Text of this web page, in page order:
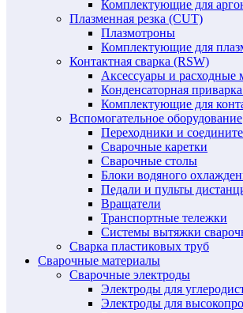
Комплектующие для
Плазменная резка (CUT)
Плазмотроны
Комплектующие для
Контактная сварка (RSW)
Аксессуары и расходные
Конденсаторная
Комплектующие для
Вспомогательное оборудование
Переходники и
Сварочные каретки
Сварочные столы
Блоки водяного
Педали и пульты
Вращатели
Транспортные тележки
Системы вытяжки
Сварка пластиковых труб
Сварочные материалы
Сварочные электроды
Электроды для
Электроды для